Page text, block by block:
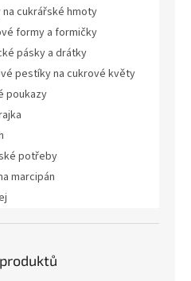
na cukrářské hmoty
formy a formičky
pásky a drátky
pestíky na cukrové květy
poukazy
potřeby
marcipán